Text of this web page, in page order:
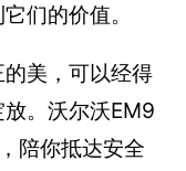
们的价值。
美，可以经得
。沃尔沃EM9
陪你抵达安全